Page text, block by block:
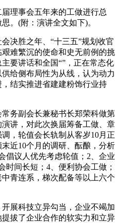
事会五年来的工做进行总
。(附：演讲全文如下)。
胜之年、“十三五”规划收官
难繁沉的使命和史无前例的挑
要讲话和全国“”，正在常态化
给侧布局性为从线，认为动力
结实推进省建建粉饰行业持
务副会长兼秘书长郑荣科做第
讲，对此次换届筹备工做、章
，轮值会长轨制从客岁10月正
近10个月的调研、酝酿，分析
倡议人优先考虑轮值；2、企业
时间长短；4、便利协会工做；
青连系，梯次配备等以上六个
科技立异勾当，企业不竭加
拔了企业合作的软实力和立异